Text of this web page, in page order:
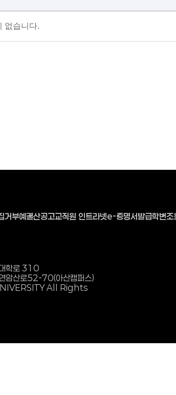
없습니다.
거부예결산공고교직원 인트라넷e-증명서발급학번조
학로 310
암산로52-70(아산캠퍼스)
All Rights